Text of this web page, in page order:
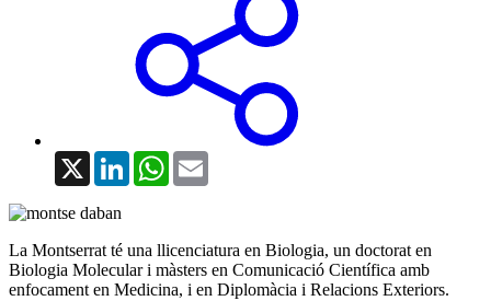
X LinkedInWhatsApp
La Montserrat té una llicenciatura en Biologia, un doctorat en
Biologia Molecular i màsters en Comunicació Científica amb
enfocament en Medicina, i en Diplomàcia i Relacions Exteriors.